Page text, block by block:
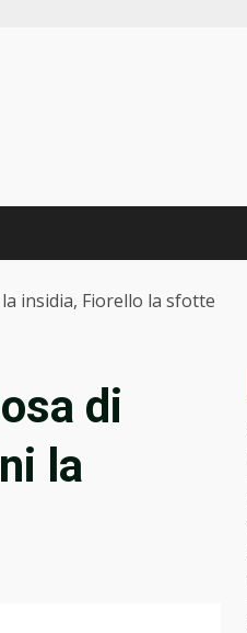
insidia, Fiorello la sfotte
di
la